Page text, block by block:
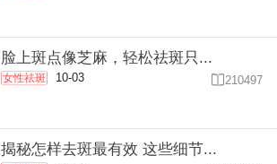
脸上斑点像芝麻，轻松祛斑只...
女性祛斑 10-03 210497
揭秘怎样去斑最有效 这些细节...